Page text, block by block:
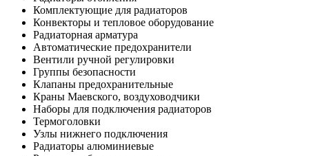
Комплектующие для радиаторов
Конвекторы и тепловое оборудование
Радиаторная арматура
Автоматические предохранители
Вентили ручной регулировки
Группы безопасности
Клапаны предохранительные
Краны Маевского, воздуховодчики
Наборы для подключения радиаторов
Термоголовки
Узлы нижнего подключения
Радиаторы алюминиевые